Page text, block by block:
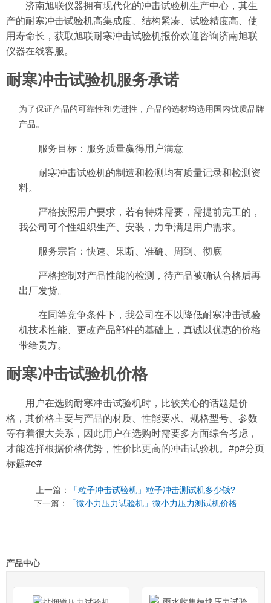
济南旭联仪器拥有现代化的冲击试验机生产中心，其生
产的耐寒冲击试验机高集成度、结构紧凑、试验精度高、使
用寿命长，获取旭联耐寒冲击试验机报价欢迎咨询济南旭联
仪器在线客服。
耐寒冲击试验机服务承诺
为了保证产品的可靠性和先进性，产品的选材均选用国内优质品牌
产品。
服务目标：服务质量赢得用户满意
耐寒冲击试验机的制造和检测均有质量记录和检测资
料。
严格按照用户要求，若有特殊需要，需提前完工的，
我公司可个性组织生产、安装，力争满足用户需求。
服务宗旨：快速、果断、准确、周到、彻底
严格控制对产品性能的检测，待产品被确认合格后再
出厂发货。
在同等竞争条件下，我公司在不以降低耐寒冲击试验
机技术性能、更改产品部件的基础上，真诚以优惠的价格
带给贵方。
耐寒冲击试验机价格
用户在选购耐寒冲击试验机时，比较关心的话题是价
格，其价格主要与产品的材质、性能要求、规格型号、参数
等有着很大关系，因此用户在选购时需要多方面综合考虑，
才能选择根据价格优势，性价比更高的冲击试验机。#p#分页
标题#e#
上一篇：
「粒子冲击试验机」粒子冲击测试机多少钱?
下一篇：
「微小力压力试验机」微小力压力测试机价格
产品中心